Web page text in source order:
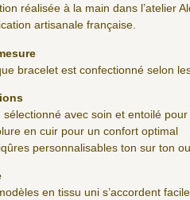
réalisée à la main dans l’atelier
artisanale française.
bracelet est confectionné selon
sélectionné avec soin et entoilé
en cuir pour un confort optimal
personnalisables ton sur ton
en tissu uni s’accordent